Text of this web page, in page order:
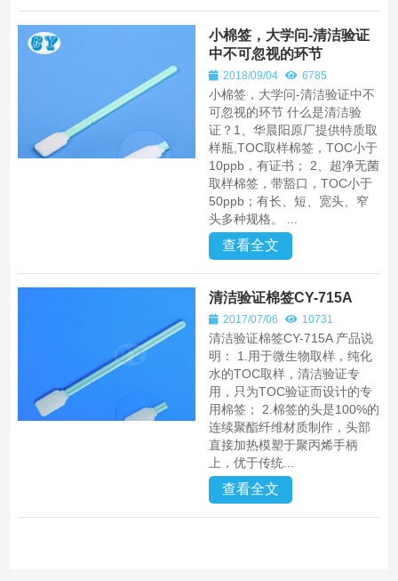
小棉签，大学问-清洁验证
中不可忽视的环节
2018/09/04 6785
小棉签，大学问-清洁验证中不
可忽视的环节 什么是清洁验
证？1、华晨阳原厂提供特质取
样瓶,TOC取样棉签，TOC小于
10ppb，有证书； 2、超净无菌
取样棉签，带豁口，TOC小于
50ppb；有长、短、宽头、窄
头多种规格。 ...
查看全文
清洁验证棉签CY-715A
2017/07/06 10731
清洁验证棉签CY-715A 产品说
明： 1.用于微生物取样，纯化
水的TOC取样，清洁验证专
用，只为TOC验证而设计的专
用棉签； 2.棉签的头是100%的
连续聚酯纤维材质制作，头部
直接加热模塑于聚丙烯手柄
上，优于传统...
查看全文